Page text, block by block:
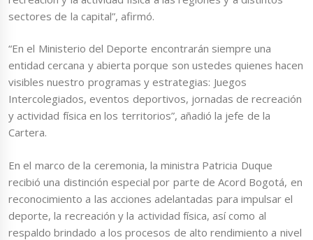
sectores de la capital”, afirmó.
“En el Ministerio del Deporte encontrarán siempre una
entidad cercana y abierta porque son ustedes quienes hacen
visibles nuestro programas y estrategias: Juegos
Intercolegiados, eventos deportivos, jornadas de recreación
y actividad física en los territorios”, añadió la jefe de la
Cartera.
En el marco de la ceremonia, la ministra Patricia Duque
recibió una distinción especial por parte de Acord Bogotá, en
reconocimiento a las acciones adelantadas para impulsar el
deporte, la recreación y la actividad física, así como al
respaldo brindado a los procesos de alto rendimiento a nivel